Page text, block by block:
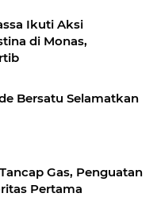
Ikuti Aksi
di Monas,
Bersatu Selamatkan
Gas, Penguatan
Pertama